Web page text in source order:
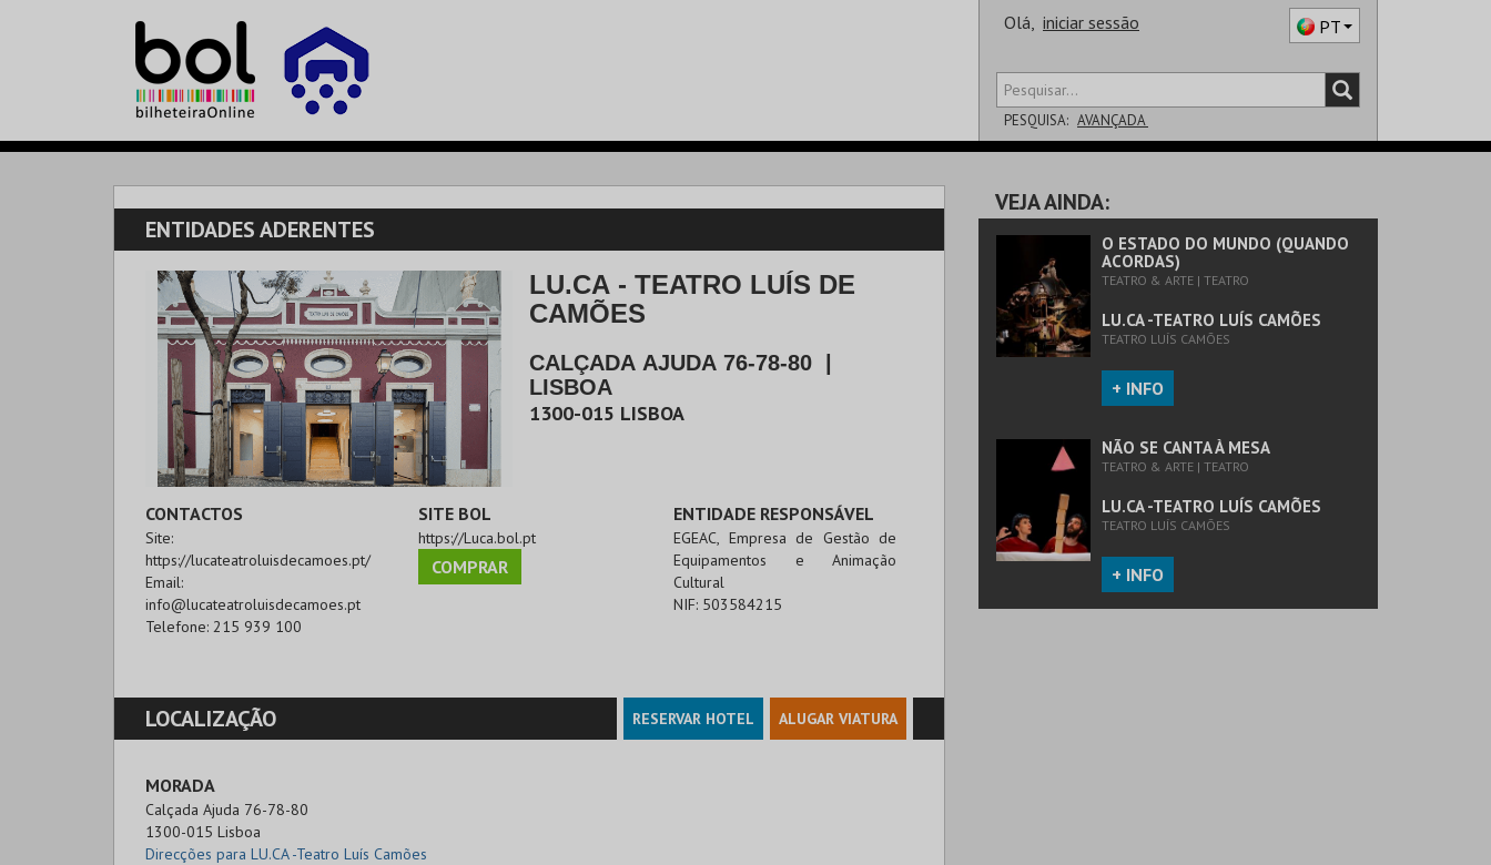
Olá, iniciar sessão PT
PESQUISA: AVANÇADA
SALA
ENTIDADES ADERENTES
LU.CA - TEATRO LUÍS DE
CAMÕES
CALÇADA AJUDA 76-78-80
LISBOA
1300-015 LISBOA
CONTACTOS
Site:
https://lucateatroluisdecamoes.pt/
Email:
info@lucateatroluisdecamoes.pt
Telefone: 215 939 100
SITE BOL
https://Luca.bol.pt
COMPRAR
ENTIDADE RESPONSÁVEL
EGEAC, Empresa de Gestão de
Equipamentos e Animação
Cultural
NIF: 503584215
LOCALIZAÇÃO RESERVAR HOTEL ALUGAR VIATURA
MORADA
Calçada Ajuda 76-78-80
1300-015 Lisboa
Direcções para LU.CA -Teatro Luís Camões
VEJA AINDA:
O ESTADO DO MUNDO (QUANDO
ACORDAS)
TEATRO & ARTE | TEATRO
LU.CA -TEATRO LUÍS CAMÕES
TEATRO LUÍS CAMÕES
+ INFO
NÃO SE CANTA À MESA
TEATRO & ARTE | TEATRO
LU.CA -TEATRO LUÍS CAMÕES
TEATRO LUÍS CAMÕES
+ INFO